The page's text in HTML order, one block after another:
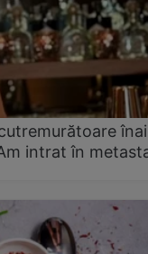
intrat în